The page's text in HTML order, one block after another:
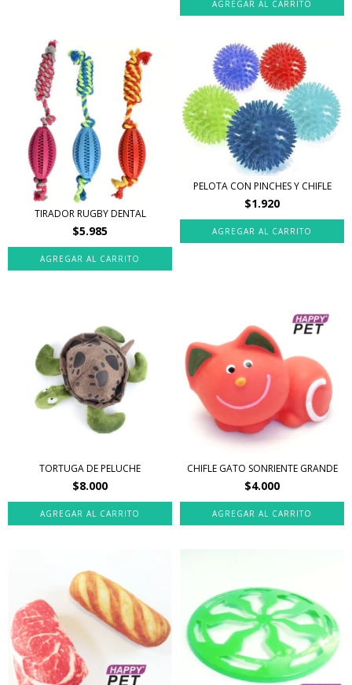
TIRADOR RUGBY DENTAL
$5.985
PELOTA CON PINCHES Y CHIFLE
$1.920
TORTUGA DE PELUCHE
$8.000
CHIFLE GATO SONRIENTE GRANDE
$4.000